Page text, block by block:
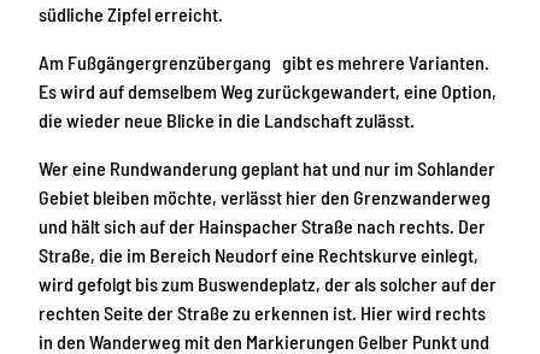
südliche Zipfel erreicht.
Am Fußgängergrenzübergang gibt es mehrere Varianten.
Es wird auf demselbem Weg zurückgewandert, eine Option,
die wieder neue Blicke in die Landschaft zulässt.
Wer eine Rundwanderung geplant hat und nur im Sohlander
Gebiet bleiben möchte, verlässt hier den Grenzwanderweg
und hält sich auf der Hainspacher Straße nach rechts. Der
Straße, die im Bereich Neudorf eine Rechtskurve einlegt,
wird gefolgt bis zum Buswendeplatz, der als solcher auf der
rechten Seite der Straße zu erkennen ist. Hier wird rechts
in den Wanderweg mit den Markierungen Gelber Punkt und